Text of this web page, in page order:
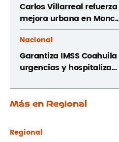
Carlos Villarreal
mejora urbana en
Nacional
Garantiza IMSS
urgencias y hospitaliza...
Más en Regional
Regional